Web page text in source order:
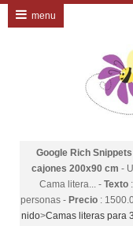
Google Rich Snippets
cajones 200x90 cm -
Cama litera...- Texto:
personas - Precio :
nido>Camas literas para
menu